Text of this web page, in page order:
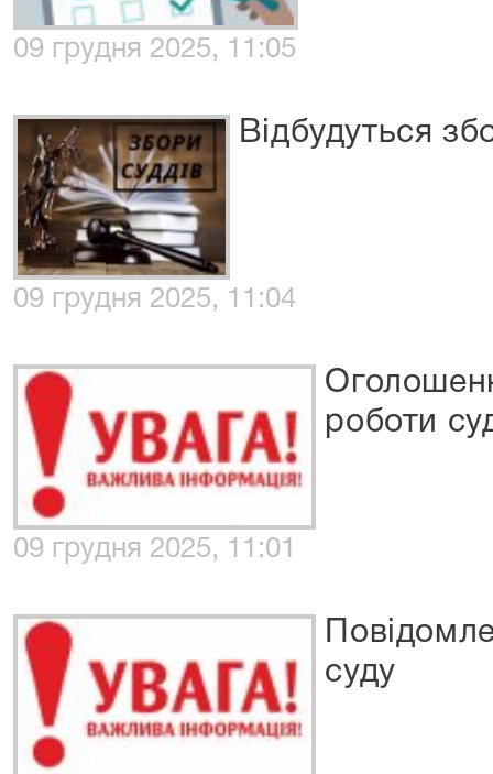
09 грудня 2025, 11:05
Відбудуться
09 грудня 2025, 11:04
роботи
09 грудня 2025, 11:01
суду